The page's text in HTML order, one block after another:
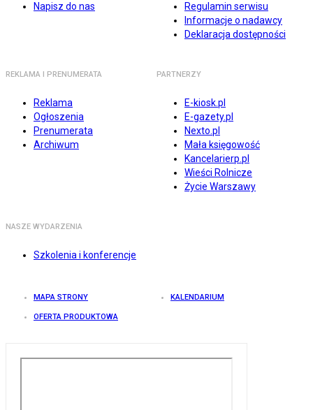
Napisz do nas
Regulamin serwisu
Informacje o nadawcy
Deklaracja dostępności
REKLAMA I PRENUMERATA
Reklama
Ogłoszenia
Prenumerata
Archiwum
PARTNERZY
E-kiosk.pl
E-gazety.pl
Nexto.pl
Mała księgowość
Kancelarierp.pl
Wieści Rolnicze
Życie Warszawy
NASZE WYDARZENIA
Szkolenia i konferencje
MAPA STRONY KALENDARIUM
OFERTA PRODUKTOWA